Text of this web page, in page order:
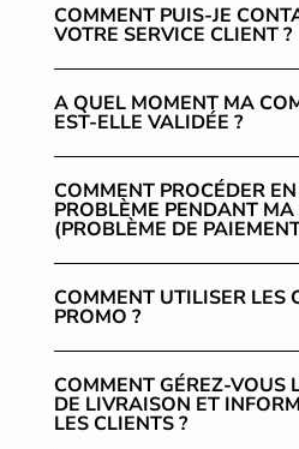
COMMENT PUIS-JE
VOTRE SERVICE CLIENT ?
A QUEL MOMENT MA
EST-ELLE VALIDÉE ?
COMMENT PROCÉDER
PROBLÈME PENDANT
(PROBLÈME DE
COMMENT UTILISER LES
PROMO ?
COMMENT GÉREZ-VOUS
DE LIVRAISON ET
LES CLIENTS ?